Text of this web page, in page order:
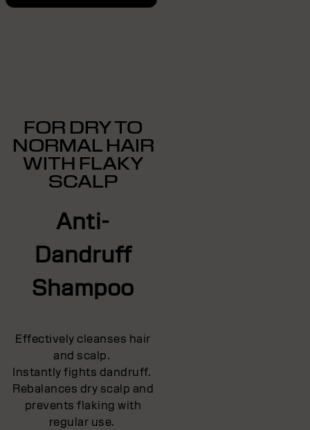
FOR DRY TO
NORMAL HAIR
WITH FLAKY
SCALP
Anti-
Dandruff
Shampoo
Effectively cleanses hair
and scalp.
Instantly fights dandruff.
Rebalances dry scalp and
prevents flaking with
regular use.